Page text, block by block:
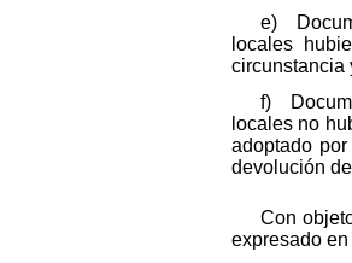
e)
locales
circunstancia
f)
locales no
adoptado
devolución
Con
expresado